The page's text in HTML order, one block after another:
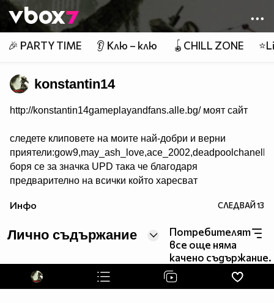
Member of
👾
🎉 PARTY TIME 👂 Клю – клю 🪀CHILL ZONE
konstantin14
http://konstantin14gameplayandfans.alle.bg/ моят сайт
следете клиповете на моите най-добри и верни
приятели:gow9,may_ash_love,ace_2002,deadpoolchanell
боря се за значка UPD така че благодаря
предварително на всички който харесват
twitter @konstantin2468 и се абонирайте за мен в
Инфо СЛЕДВАЙ13
Лично съдържание
Потребителят
все още няма
качено съдържание.